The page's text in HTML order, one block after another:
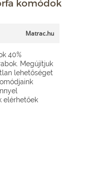
komódok
Matrac.hu
40%
Megújítjuk
lehetőséget
elérhetőek